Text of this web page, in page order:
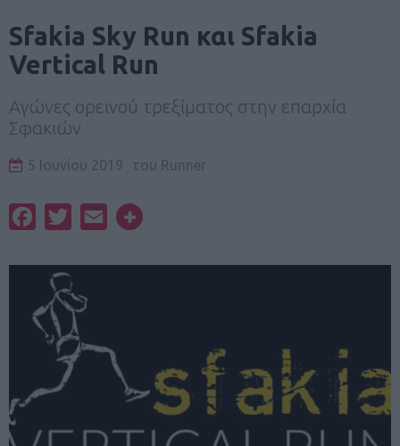
Sfakia Sky Run και Sfakia
Vertical Run
Αγώνες ορεινού τρεξίματος στην επαρχία
Σφακιών
5 Ιουνίου 2019 του Runner
FacebookTwitterEmail